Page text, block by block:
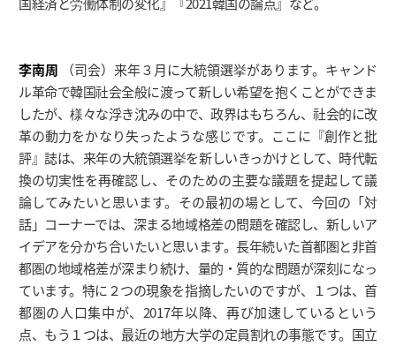
李南周 （司会）来年３月に大統領選挙があります。キャンド
ル革命で韓国社会全般に渡って新しい希望を抱くことができま
したが、様々な浮き沈みの中で、政界はもちろん、社会的に改
革の動力をかなり失ったような感じです。ここに『創作と批
評』誌は、来年の大統領選挙を新しいきっかけとして、時代転
換の切実性を再確認し、そのための主要な議題を提起して議
論してみたいと思います。その最初の場として、今回の「対
話」コーナーでは、深まる地域格差の問題を確認し、新しいア
イデアを分かち合いたいと思います。長年続いた首都圏と非首
都圏の地域格差が深まり続け、量的・質的な問題が深刻になっ
ています。特に２つの現象を指摘したいのですが、１つは、首
都圏の人口集中が、2017年以降、再び加速しているという
点、もう１つは、最近の地方大学の定員割れの事態です。国立